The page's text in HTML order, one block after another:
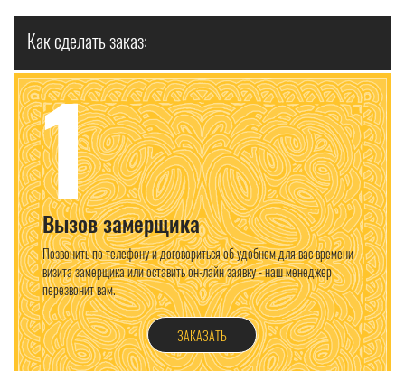
Как сделать заказ:
1
Вызов замерщика
Позвонить по телефону и договориться об удобном для вас времени
визита замерщика или оставить он-лайн заявку - наш менеджер
перезвонит вам.
ЗАКАЗАТЬ